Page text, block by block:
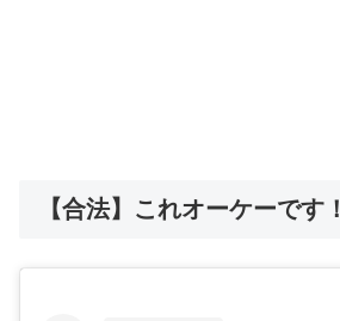
【合法】これオーケーです！